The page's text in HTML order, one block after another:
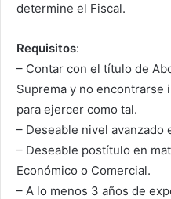
determine el Fiscal.
Requisitos:
– Contar con el título de
Suprema y no encontrarse
para ejercer como tal.
– Deseable nivel
– Deseable postítulo en
Económico o Comercial.
– A lo menos 3 años de